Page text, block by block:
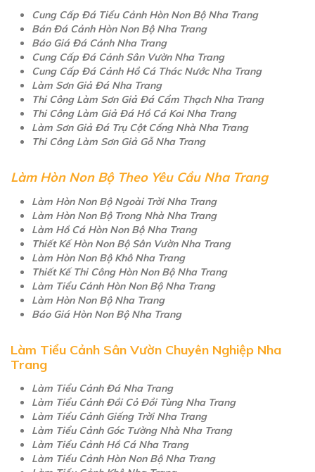
Cung Cấp Đá Tiểu Cảnh Hòn Non Bộ Nha Trang
Bán Đá Cảnh Hòn Non Bộ Nha Trang
Báo Giá Đá Cảnh Nha Trang
Cung Cấp Đá Cảnh Sân Vườn Nha Trang
Cung Cấp Đá Cảnh Hồ Cá Thác Nước Nha Trang
Làm Sơn Giả Đá Nha Trang
Thi Công Làm Sơn Giả Đá Cẩm Thạch Nha Trang
Thi Công Làm Giả Đá Hồ Cá Koi Nha Trang
Làm Sơn Giả Đá Trụ Cột Cổng Nhà Nha Trang
Thi Công Làm Sơn Giả Gỗ Nha Trang
Làm Hòn Non Bộ Theo Yêu Cầu Nha Trang
Làm Hòn Non Bộ Ngoài Trời Nha Trang
Làm Hòn Non Bộ Trong Nhà Nha Trang
Làm Hồ Cá Hòn Non Bộ Nha Trang
Thiết Kế Hòn Non Bộ Sân Vườn Nha Trang
Làm Hòn Non Bộ Khô Nha Trang
Thiết Kế Thi Công Hòn Non Bộ Nha Trang
Làm Tiểu Cảnh Hòn Non Bộ Nha Trang
Làm Hòn Non Bộ Nha Trang
Báo Giá Hòn Non Bộ Nha Trang
Làm Tiểu Cảnh Sân Vườn Chuyên Nghiệp Nha
Trang
Làm Tiểu Cảnh Đá Nha Trang
Làm Tiểu Cảnh Đồi Cỏ Đồi Tùng Nha Trang
Làm Tiểu Cảnh Giếng Trời Nha Trang
Làm Tiểu Cảnh Góc Tường Nhà Nha Trang
Làm Tiểu Cảnh Hồ Cá Nha Trang
Làm Tiểu Cảnh Hòn Non Bộ Nha Trang